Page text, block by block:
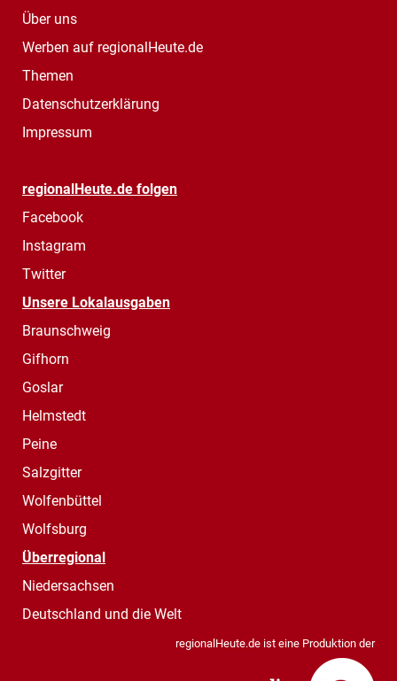
Über uns
Werben auf regionalHeute.de
Themen
Datenschutzerklärung
Impressum
regionalHeute.de folgen
Facebook
Instagram
Twitter
Unsere Lokalausgaben
Braunschweig
Gifhorn
Goslar
Helmstedt
Peine
Salzgitter
Wolfenbüttel
Wolfsburg
Überregional
Niedersachsen
Deutschland und die Welt
regionalHeute.de ist eine Produktion der